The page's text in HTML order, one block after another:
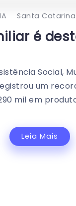
Santa
é
Social,
um
mil em
Leia Mais